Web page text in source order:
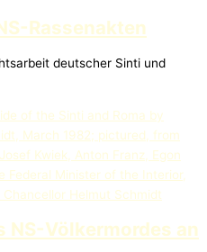
Rassenakten
deutscher Sinti und
NS-Völkermordes an